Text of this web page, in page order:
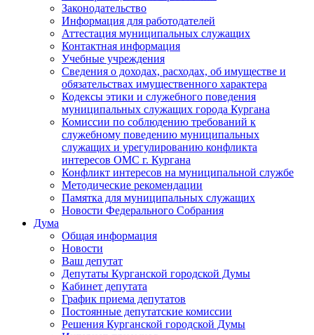
Законодательство
Информация для работодателей
Аттестация муниципальных служащих
Контактная информация
Учебные учреждения
Сведения о доходах, расходах, об имуществе и
обязательствах имущественного характера
Кодексы этики и служебного поведения
муниципальных служащих города Кургана
Комиссии по соблюдению требований к
служебному поведению муниципальных
служащих и урегулированию конфликта
интересов ОМС г. Кургана
Конфликт интересов на муниципальной службе
Методические рекомендации
Памятка для муниципальных служащих
Новости Федерального Cобрания
Дума
Общая информация
Новости
Ваш депутат
Депутаты Курганской городской Думы
Кабинет депутата
График приема депутатов
Постоянные депутатские комиссии
Решения Курганской городской Думы